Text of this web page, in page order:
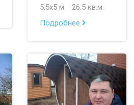
По опциям:
с панорамными окнами
с санузлом с ванной
с гостевой комнатой
5.5х5 м
26.5 кв.м.
Подробнее